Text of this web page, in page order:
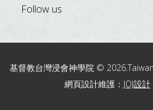
Follow us
基督教台灣浸會神學院 ©
網頁設計維護： JOJ設計